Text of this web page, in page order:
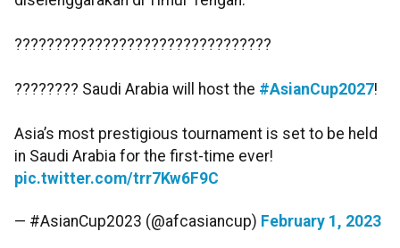
????????????????????????????????
???????? Saudi Arabia will host the #AsianCup2027!
Asia’s most prestigious tournament is set to be held
in Saudi Arabia for the first-time ever!
pic.twitter.com/trr7Kw6F9C
— #AsianCup2023 (@afcasiancup) February 1, 2023